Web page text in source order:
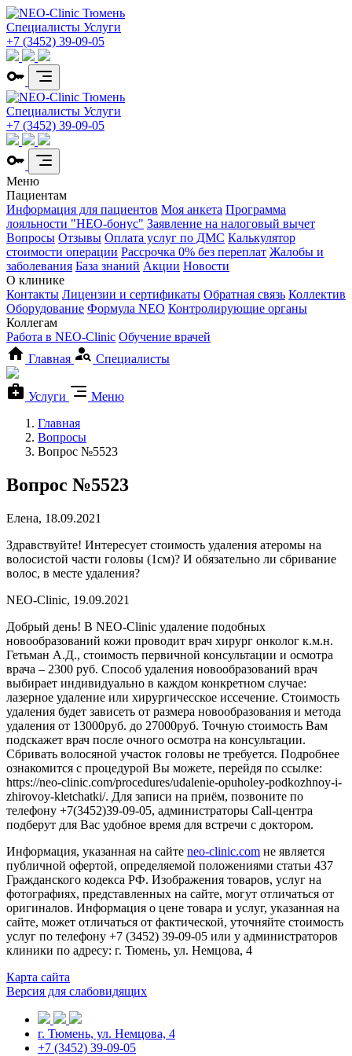
Специалисты Услуги
+7 (3452) 39-09-05
Специалисты Услуги
+7 (3452) 39-09-05
Меню
Пациентам
Информация для пациентов Моя анкета Программа
лояльности "НЕО-бонус" Заявление на налоговый вычет
Вопросы Отзывы Оплата услуг по ДМС Калькулятор
стоимости операции Рассрочка 0% без переплат Жалобы и
заболевания База знаний Акции Новости
О клинике
Контакты Лицензии и сертификаты Обратная связь Коллектив
Оборудование Формула NEO Контролирующие органы
Коллегам
Работа в NEO-Clinic Обучение врачей
Главная
Специалисты
Услуги
Меню
Главная
Вопросы
Вопрос №5523
Вопрос №5523
Елена, 18.09.2021
Здравствуйте! Интересует стоимость удаления атеромы на
волосистой части головы (1см)? И обязательно ли сбривание
волос, в месте удаления?
NEO-Clinic, 19.09.2021
Добрый день! В NEO-Clinic удаление подобных
новообразований кожи проводит врач хирург онколог к.м.н.
Гетьман А.Д., стоимость первичной консультации и осмотра
врача – 2300 руб. Способ удаления новообразований врач
выбирает индивидуально в каждом конкретном случае:
лазерное удаление или хирургичесское иссечение. Стоимость
удаления будет зависеть от размера новообразования и метода
удаления от 13000руб. до 27000руб. Точную стоимость Вам
подскажет врач после очного осмотра на консультации.
Сбривать волосяной участок головы не требуется. Подробнее
ознакомится с процедурой Вы можете, перейдя по ссылке:
https://neo-clinic.com/procedures/udalenie-opuholey-podkozhnoy-i-
zhirovoy-kletchatki/. Для записи на приём, позвоните по
телефону +7(3452)39-09-05, администраторы Call-центра
подберут для Вас удобное время для встречи с доктором.
Информация, указанная на сайте neo-clinic.com не является
публичной офертой, определяемой положениями статьи 437
Гражданского кодекса РФ. Изображения товаров, услуг на
фотографиях, представленных на сайте, могут отличаться от
оригиналов. Информация о цене товара и услуг, указанная на
сайте, может отличаться от фактической, уточняйте стоимость
услуг по телефону +7 (3452) 39-09-05 или у администраторов
клиники по адресу: г. Тюмень, ул. Немцова, 4
Карта сайта
Версия для слабовидящих
г. Тюмень, ул. Немцова, 4
+7 (3452) 39-09-05